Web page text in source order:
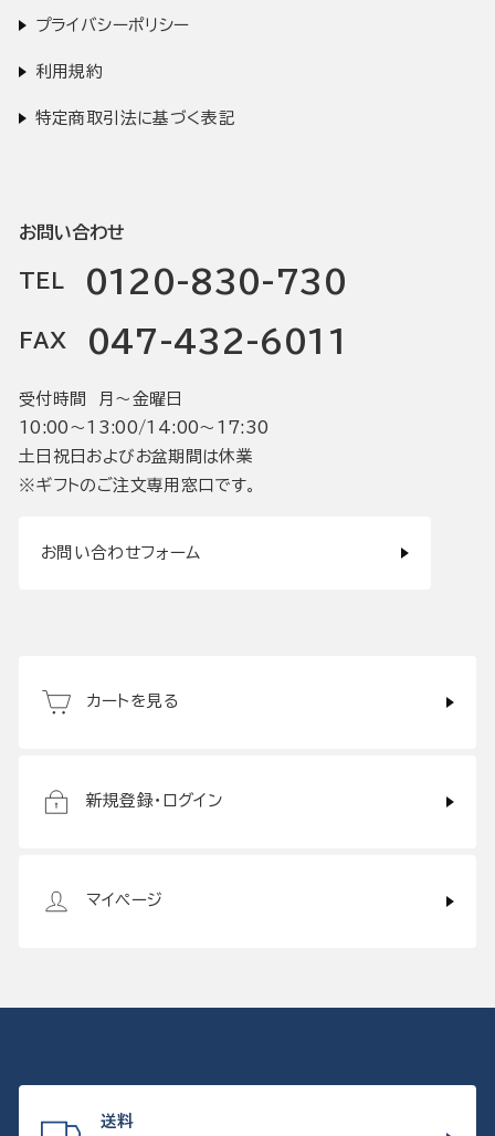
プライバシーポリシー
利用規約
特定商取引法に基づく表記
お問い合わせ
TEL 0120-830-730
FAX 047-432-6011
受付時間 月〜金曜日
10:00〜13:00/14:00〜17:30
土日祝日およびお盆期間は休業
※ギフトのご注文専用窓口です。
お問い合わせフォーム
カートを見る
新規登録・ログイン
マイページ
送料